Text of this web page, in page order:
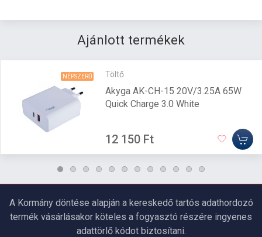
Ajánlott termékek
NÉPSZERŰ Töltő
Akyga AK-CH-15 20V/3.25A 65W
Quick Charge 3.0 White
12 150 Ft
A Kormány döntése alapján a kereskedő tartós adathordozó
termék vásárlásakor köteles a fogyasztó részére ingyenes
adattörlő kódot biztosítani.